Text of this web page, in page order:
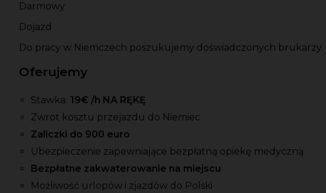
Darmowy
Dojazd
Do pracy w Niemczech poszukujemy doświadczonych brukarzy.
Oferujemy
Stawka 19€ /h NA RĘKĘ
Zwrot kosztu przejazdu do Niemiec
Zaliczki do 900 euro
Ubezpieczenie zapewniające bezpłatną opiekę medyczną
Bezpłatne zakwaterowanie na miejscu
Możliwość urlopów i zjazdów do Polski